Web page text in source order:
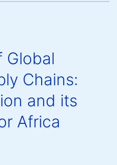
Global
Chains:
and its
Africa